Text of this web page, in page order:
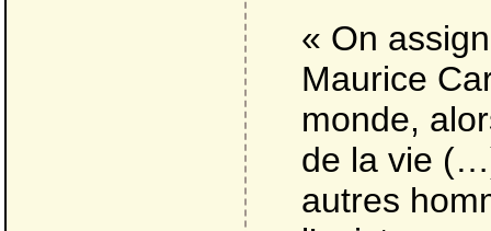
« On
Maurice
monde,
de la vie
autres